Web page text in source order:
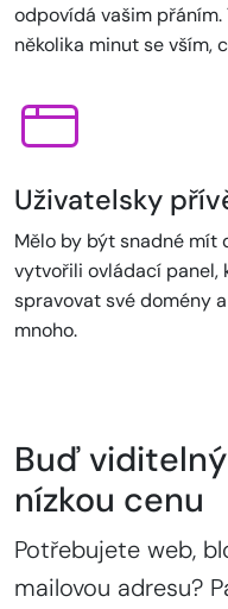
odpovídá vašim
několika minut se vším,
Uživatelsky
Mělo by být snadné mít
vytvořili ovládací panel,
spravovat své domény
mnoho.
Buď
nízkou cenu
Potřebujete web,
mailovou adresu?